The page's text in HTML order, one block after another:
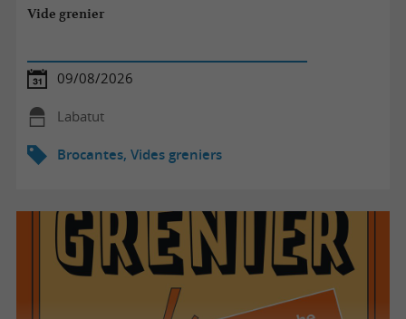
Vide grenier
09/08/2026
Labatut
Brocantes, Vides greniers